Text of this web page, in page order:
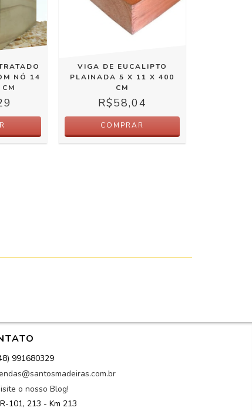
NÓ 14
VIGA DE EUCALIPTO
PLAINADA 5 X 11 X 400
CM
R$58,04
COMPRAR
991680329
o nosso Blog!
101, 213 - Km 213